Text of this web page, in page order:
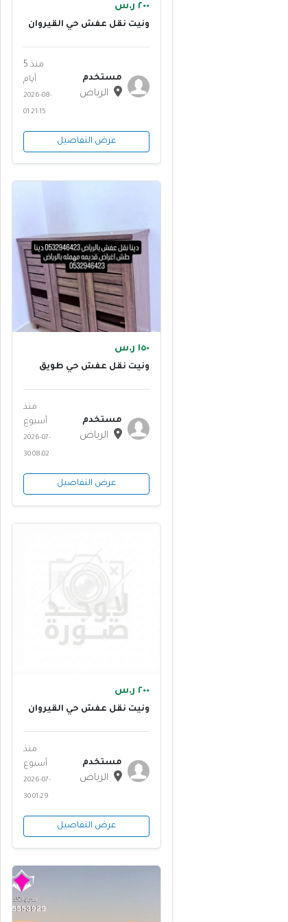
٢٠٠ ر.س
ونيت نقل عفش حي القيروان
مستخدم
الرياض
منذ 5
أيام
2026-08-
01 21:15
عرض التفاصيل
١٥٠ ر.س
ونيت نقل عفش حي طويق
مستخدم
الرياض
منذ
أسبوع
2026-07-
30 08:02
عرض التفاصيل
٢٠٠ ر.س
ونيت نقل عفش حي القيروان
مستخدم
الرياض
منذ
أسبوع
2026-07-
30 01:29
عرض التفاصيل